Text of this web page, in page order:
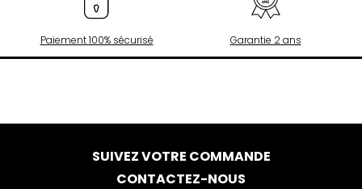
Paiement 100% sécurisé Garantie 2 ans
SUIVEZ VOTRE COMMANDE
CONTACTEZ-NOUS